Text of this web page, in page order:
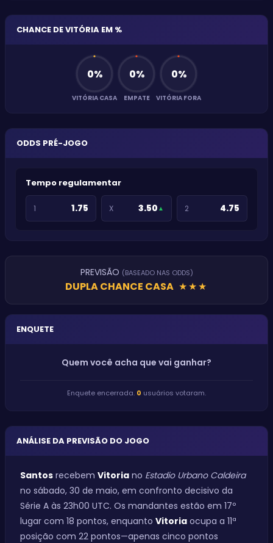
CHANCE DE VITÓRIA EM %
0%
VITÓRIA CASA
0%
EMPATE
0%
VITÓRIA FORA
ODDS PRÉ-JOGO
Tempo regulamentar
1 1.75 X 3.50 ▲ 2 4.75
PREVISÃO (BASEADO NAS ODDS)
DUPLA CHANCE CASA ★★★
ENQUETE
Quem você acha que vai ganhar?
Enquete encerrada. 0 usuários votaram.
ANÁLISE DA PREVISÃO DO JOGO
Santos recebem Vitoria no Estadio Urbano Caldeira
no sábado, 30 de maio, em confronto decisivo da
Série A às 23h00 UTC. Os mandantes estão em 17º
lugar com 18 pontos, enquanto Vitoria ocupa a 11ª
posição com 22 pontos—apenas cinco pontos